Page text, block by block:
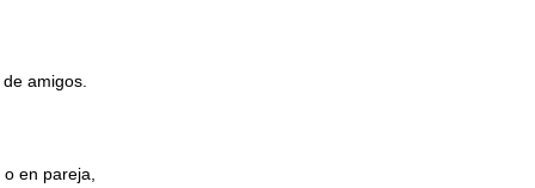
amigos.
en pareja,